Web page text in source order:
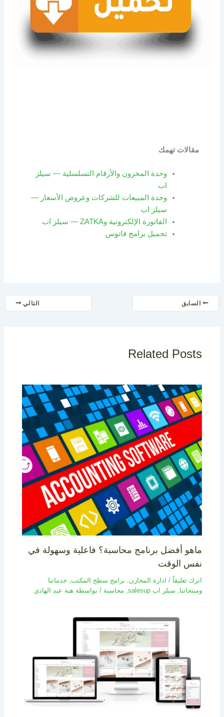
مقالات تهمك
وحدة المخزون والأرقام التسلسلية — سيلز
اب
وحدة المبيعات للشركات وعروض الأسعار —
سيلز اب
الفاتورة الإلكترونية وZATKA — سيلز اب
تحميل برامج فاتوس
السابق التالي
Related Posts
ماهو أفضل برنامج محاسبة؟ فاعلية وسهولة في
نفس الوقت
اترك تعليقاً / ادارة المخازن برامج سطح المكتب خدماتنا
ومنتجاتنا
سيلز اب salesup محاسبة / بواسطة هبة عبد الهادي